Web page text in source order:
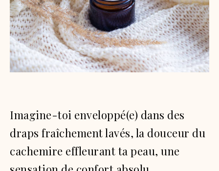
Imagine-toi enveloppé(e) dans des
draps fraîchement lavés, la douceur du
cachemire effleurant ta peau, une